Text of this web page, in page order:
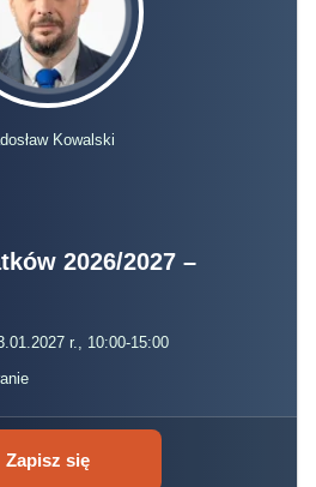
Kowalski
2026/2027 –
r., 10:00-15:00
Zapisz się